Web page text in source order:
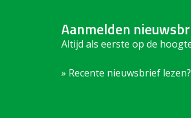
Aanmelden
Altijd als eerste op de
» Recente nieuwsbrief lezen?